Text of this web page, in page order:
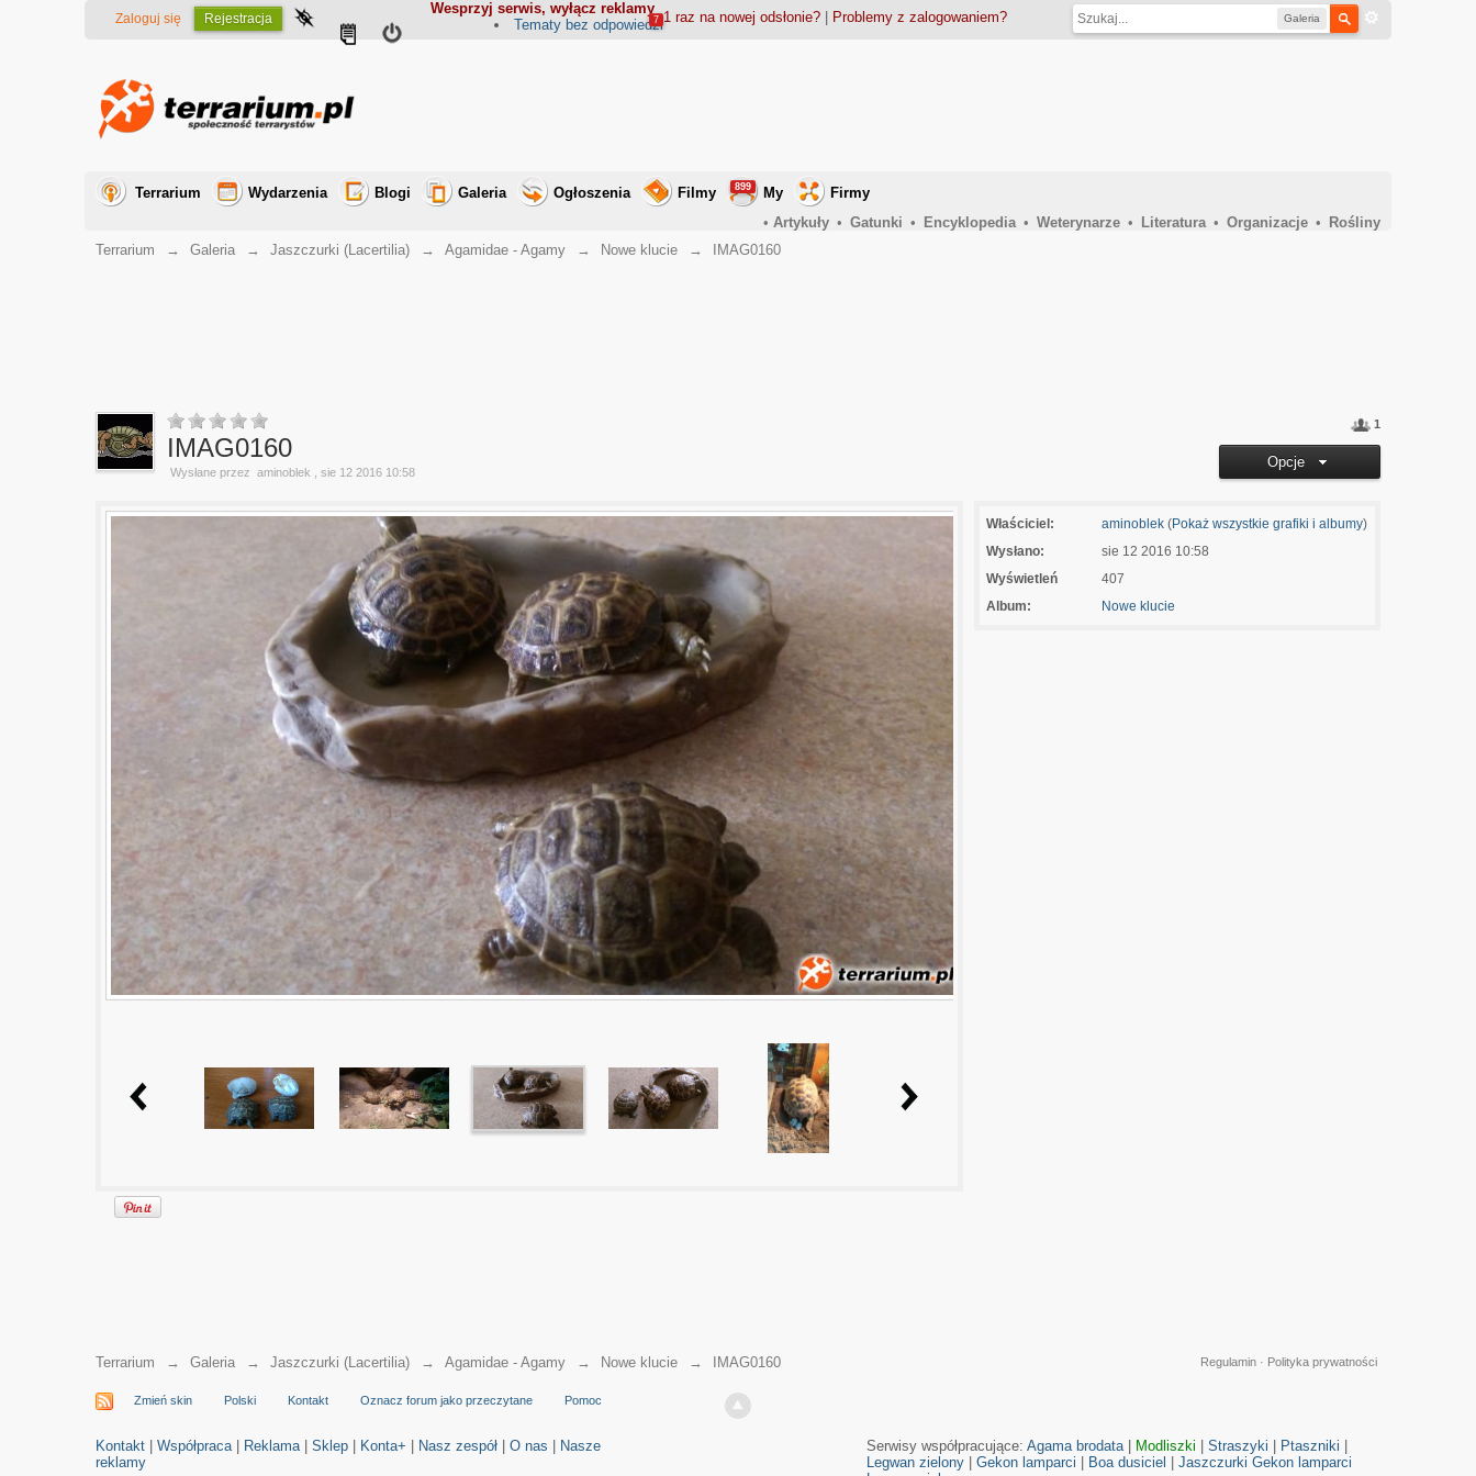
Wesprzyj serwis, wyłącz reklamy
Galeria
Zaloguj się Rejestracja 1 raz na nowej odsłonie?| Problemy z zalogowaniem?
Tematy bez odpowiedzi
7
Terrarium Wydarzenia Blogi Galeria Ogłoszenia Filmy My
899
Firmy
• Artykuły • Gatunki • Encyklopedia • Weterynarze • Literatura • Organizacje •
Rośliny
Terrarium
→ Galeria → Jaszczurki (Lacertilia) → Agamidae - Agamy → Nowe klucie → IMAG0160
1
Opcje
IMAG0160
Wysłane przez aminoblek , sie 12 2016 10:58
Właściciel: aminoblek(Pokaż wszystkie grafiki i albumy)
Wysłano:
sie 12 2016 10:58
Wyświetleń
407
Album:
Nowe klucie
Terrarium → Galeria → Jaszczurki (Lacertilia) → Agamidae - Agamy → Nowe klucie → IMAG0160 Polityka prywatności
Regulamin·
Zmień skin Polski Kontakt Oznacz forum jako przeczytane Pomoc
Kontakt |Współpraca| Reklama|Sklep Konta+ Nasz zespół |O nas
Nasze
reklamy
Serwisy współpracujące: Agama brodata| Modliszki Straszyki Ptaszniki
Legwan zielony| Gekon lamparci Boa dusiciel Jaszczurki Gekon lamparci